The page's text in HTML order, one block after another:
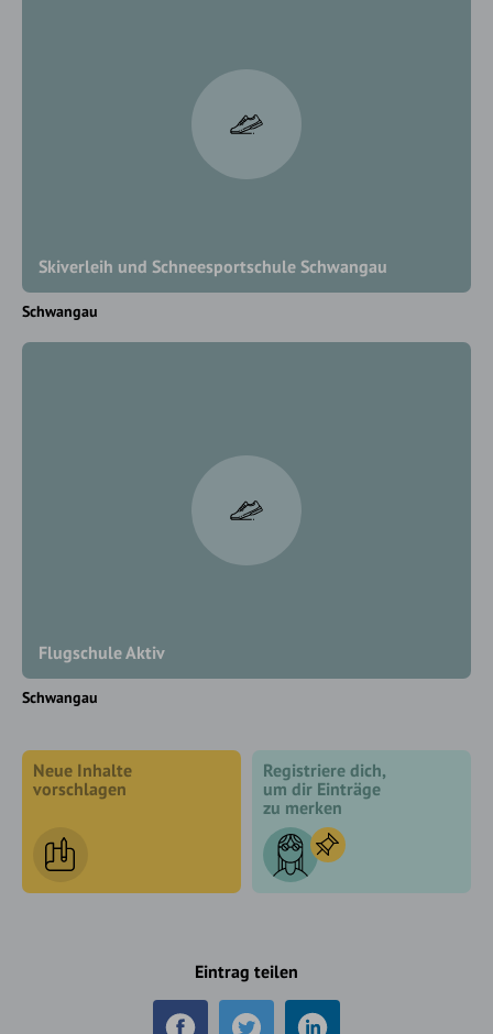
Skiverleih und Schneesportschule Schwangau
Schwangau
Flugschule Aktiv
Schwangau
Neue Inhalte
vorschlagen
Registriere dich,
um dir Einträge
zu merken
Eintrag teilen